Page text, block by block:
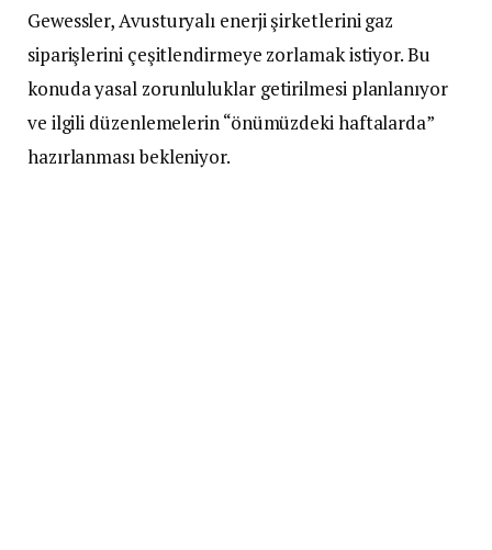
Gewessler, Avusturyalı enerji şirketlerini gaz
siparişlerini çeşitlendirmeye zorlamak istiyor. Bu
konuda yasal zorunluluklar getirilmesi planlanıyor
ve ilgili düzenlemelerin “önümüzdeki haftalarda”
hazırlanması bekleniyor.